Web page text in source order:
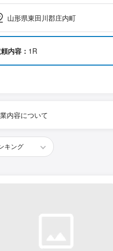
山形県東田川郡庄内町
内容： 1R
内容について